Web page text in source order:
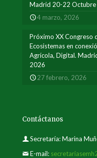
Madrid 20-22
4 marzo, 2026
Próximo XX Congreso
Ecosistemas en
Agrícola, Digital.
2026
27 febrero, 2026
Contáctanos
Secretaría: Marina
E-mail: